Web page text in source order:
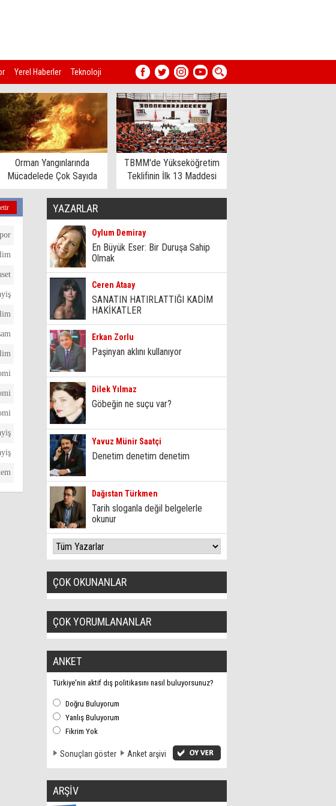
Yerel Haberler Teknoloji
Orman Yangınlarında
Mücadelede Çok Sayıda
Ev Tahliye Edildi
TBMM'de Yükseköğretim
Teklifinin İlk 13 Maddesi
Kabul Edildi
YAZARLAR
Oylum Demiray
En Büyük Eser: Bir Duruşa Sahip
Olmak
Ceren Ataay
SANATIN HATIRLATTIĞI KADİM
HAKİKATLER
Erkan Zorlu
Paşinyan aklını kullanıyor
Dilek Yılmaz
Göbeğin ne suçu var?
Yavuz Münir Saatçi
Denetim denetim denetim
Dağıstan Türkmen
Tarih sloganla değil belgelerle
okunur
ÇOK OKUNANLAR
ÇOK YORUMLANANLAR
ANKET
Türkiye'nin aktif dış politikasını nasıl buluyorsunuz?
Doğru Buluyorum
Yanlış Buluyorum
Fikrim Yok
Sonuçları göster Anket arşivi
ARŞİV